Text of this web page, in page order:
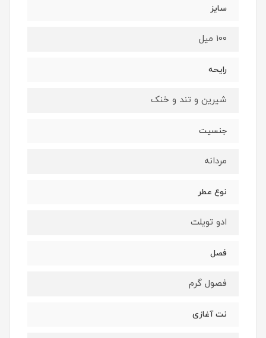
سایز
100 میل
رایحه
شیرین و تند و خنک
جنسیت
مردانه
نوع عطر
ادو تویلت
فصل
فصول گرم
نت آغازی